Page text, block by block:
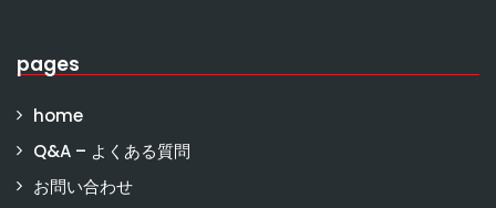
pages
home
Q&A – よくある質問
お問い合わせ